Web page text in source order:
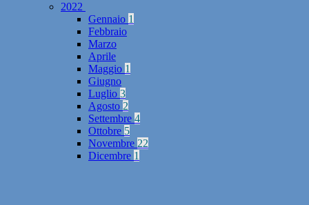
2022
Gennaio 1
Febbraio
Marzo
Aprile
Maggio 1
Giugno
Luglio 3
Agosto 2
Settembre 4
Ottobre 5
Novembre 22
Dicembre 1